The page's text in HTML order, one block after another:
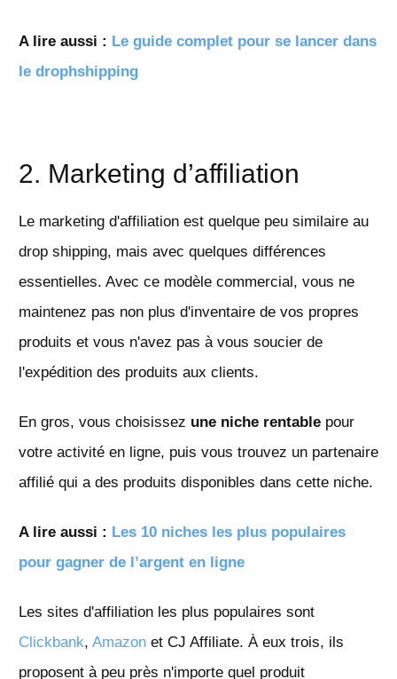
A lire aussi : Le guide complet pour se lancer dans
le drophshipping
2. Marketing d’affiliation
Le marketing d'affiliation est quelque peu similaire au
drop shipping, mais avec quelques différences
essentielles. Avec ce modèle commercial, vous ne
maintenez pas non plus d'inventaire de vos propres
produits et vous n'avez pas à vous soucier de
l'expédition des produits aux clients.
En gros, vous choisissez une niche rentable pour
votre activité en ligne, puis vous trouvez un partenaire
affilié qui a des produits disponibles dans cette niche.
A lire aussi : Les 10 niches les plus populaires
pour gagner de l’argent en ligne
Les sites d'affiliation les plus populaires sont
Clickbank, Amazon et CJ Affiliate. À eux trois, ils
proposent à peu près n'importe quel produit